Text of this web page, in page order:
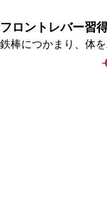
フロントレバー習
鉄棒につかまり、体